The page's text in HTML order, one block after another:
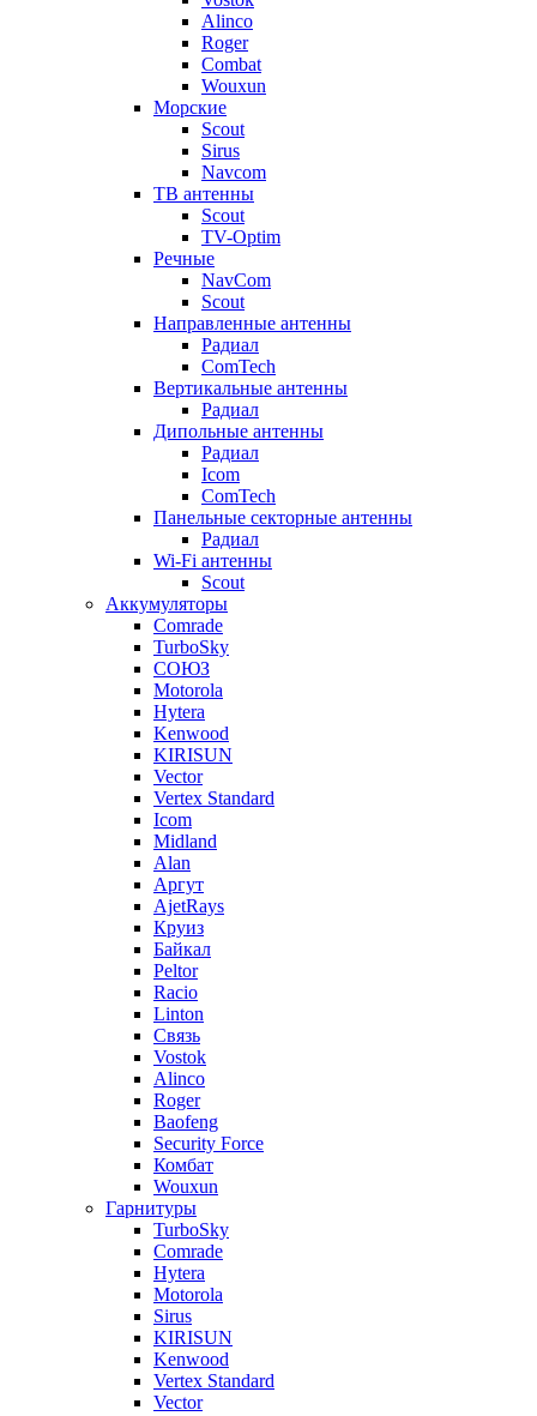
Alinco
Roger
Combat
Wouxun
Морские
Scout
Sirus
Navcom
ТВ антенны
Scout
TV-Optim
Речные
NavCom
Scout
Направленные антенны
Радиал
ComTech
Вертикальные антенны
Радиал
Дипольные антенны
Радиал
Icom
ComTech
Панельные секторные антенны
Радиал
Wi-Fi антенны
Scout
Аккумуляторы
Comrade
TurboSky
СОЮЗ
Motorola
Hytera
Kenwood
KIRISUN
Vector
Vertex Standard
Icom
Midland
Alan
Аргут
AjetRays
Круиз
Байкал
Peltor
Racio
Linton
Связь
Vostok
Alinco
Roger
Baofeng
Security Force
Комбат
Wouxun
Гарнитуры
TurboSky
Comrade
Hytera
Motorola
Sirus
KIRISUN
Kenwood
Vertex Standard
Vector